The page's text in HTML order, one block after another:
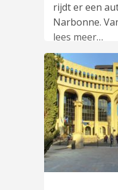
rijdt er een
Narbonne.
lees meer…